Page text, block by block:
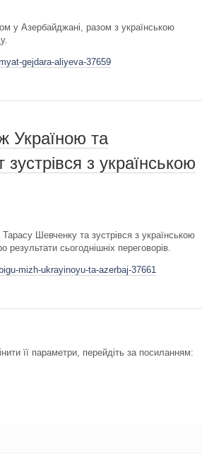
у Азербайджані, разом з українською
gejdara-aliyeva-37659
Україною та
з українською
Шевченку та зустрівся з українською
сьогоднішніх переговорів.
mizh-ukrayinoyu-ta-azerbaj-37661
її параметри, перейдіть за посиланням: